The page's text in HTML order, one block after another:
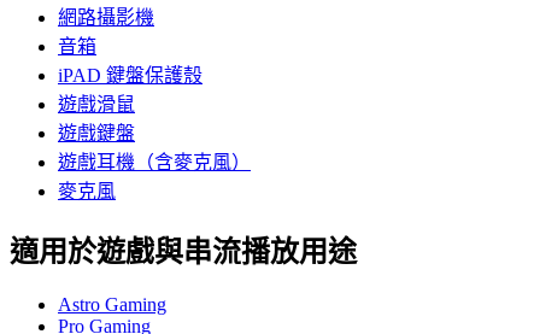
網路攝影機
音箱
iPAD 鍵盤保護殼
遊戲滑鼠
遊戲鍵盤
遊戲耳機（含麥克風）
麥克風
適用於遊戲與串流播放用途
Astro Gaming
Pro Gaming